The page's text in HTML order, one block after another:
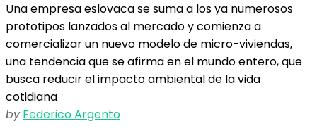
Una empresa eslovaca se suma a los ya numerosos
prototipos lanzados al mercado y comienza a
comercializar un nuevo modelo de micro-viviendas,
una tendencia que se afirma en el mundo entero, que
busca reducir el impacto ambiental de la vida
cotidiana
by Federico Argento